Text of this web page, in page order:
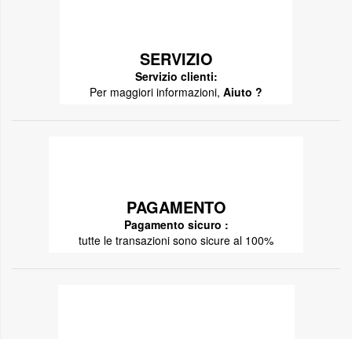
SERVIZIO
Servizio clienti:
Per maggiori informazioni, Aiuto ?
PAGAMENTO
Pagamento sicuro :
tutte le transazioni sono sicure al 100%